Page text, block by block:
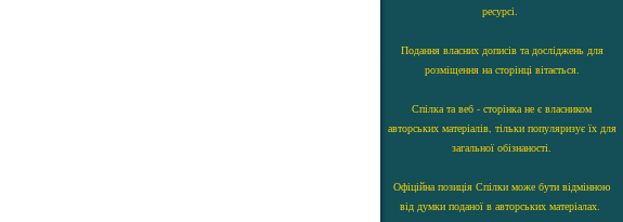
ресурсі.
Подання власних дописів та досліджень для
розміщення на сторінці вітається.
Спілка та веб - сторінка не є власником
авторських матеріалів, тільки популяризує їх для
загальної обізнаності.
Офіційна позиція Спілки може бути відмінною
від думки поданої в авторських матеріалах.